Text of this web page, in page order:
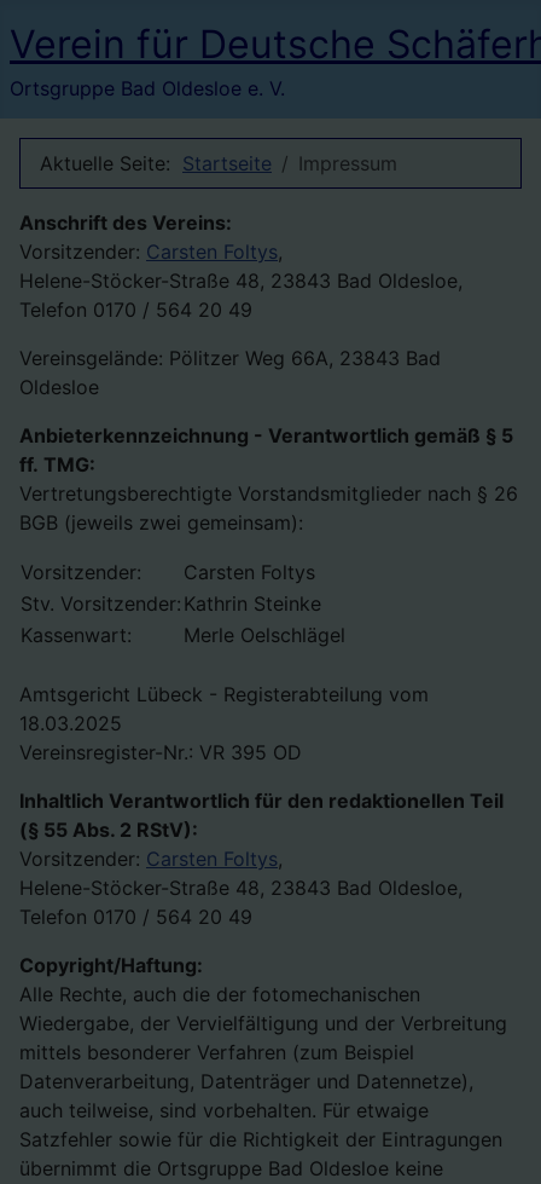
Verein für Deutsche
Ortsgruppe Bad Oldesloe e. V.
Aktuelle Seite: Startseite Impressum
Anschrift des Vereins:
Vorsitzender: Carsten Foltys,
Helene-Stöcker-Straße 48, 23843 Bad Oldesloe,
Telefon 0170 / 564 20 49
Vereinsgelände: Pölitzer Weg 66A, 23843 Bad
Oldesloe
Anbieterkennzeichnung - Verantwortlich gemäß § 5
ff. TMG:
Vertretungsberechtigte Vorstandsmitglieder nach § 26
BGB (jeweils zwei gemeinsam):
Vorsitzender:
Carsten Foltys
Stv. Vorsitzender: Kathrin Steinke
Kassenwart:
Merle Oelschlägel
Amtsgericht Lübeck - Registerabteilung vom
18.03.2025
Vereinsregister-Nr.: VR 395 OD
Inhaltlich Verantwortlich für den redaktionellen Teil
(§ 55 Abs. 2 RStV):
Vorsitzender: Carsten Foltys,
Helene-Stöcker-Straße 48, 23843 Bad Oldesloe,
Telefon 0170 / 564 20 49
Copyright/Haftung:
Alle Rechte, auch die der fotomechanischen
Wiedergabe, der Vervielfältigung und der Verbreitung
mittels besonderer Verfahren (zum Beispiel
Datenverarbeitung, Datenträger und Datennetze),
auch teilweise, sind vorbehalten. Für etwaige
Satzfehler sowie für die Richtigkeit der Eintragungen
übernimmt die Ortsgruppe Bad Oldesloe keine